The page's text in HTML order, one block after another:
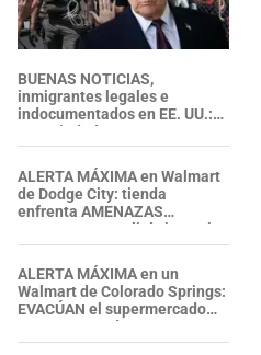
BUENAS NOTICIAS,
inmigrantes legales e
indocumentados en EE. UU.:
esta ciudad propone una
MORATORIA temporal para
IMPEDIR NUEVOS CENTROS
de detención de ICE
ALERTA MÁXIMA en Walmart
de Dodge City: tienda
enfrenta AMENAZAS
VIOLENTAS y policía investiga
ALERTA MÁXIMA en un
Walmart de Colorado Springs:
EVACÚAN el supermercado
tras reportes de ARDOR EN LA
GARGANTA. ¿Qué pasó?